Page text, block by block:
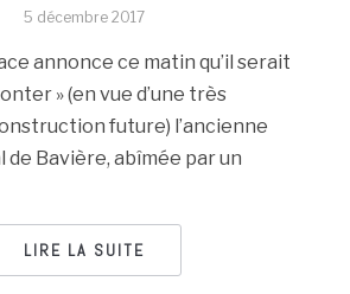
5 décembre 2017
annonce ce matin qu’il serait
» (en vue d’une très
future) l’ancienne
de Bavière, abîmée par un
LIRE LA SUITE